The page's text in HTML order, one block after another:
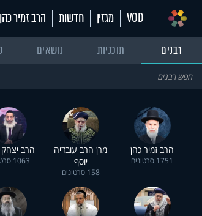
VOD מגזין חדשות הרב זמיר כהן
רבנים
תוכניות נושאים
הרב זמיר כהן
1751 סרטונים
מרן הרב עובדיה
יוסף
158 סרטונים
הרב
1063 סרטונים